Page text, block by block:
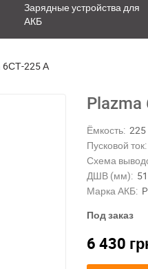
Зарядные устройства для
АКБ
6СТ-225 А
Ёмкость: 225
Пусковой ток:
Схема
ДШВ (мм):
Марка АКБ:
Под заказ
6 430